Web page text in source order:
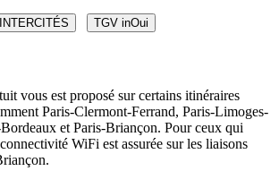
INTERCITÉS TGV inOui
vous est proposé sur certains itinéraires
Paris-Clermont-Ferrand, Paris-Limoges-
et Paris-Briançon. Pour ceux qui
WiFi est assurée sur les liaisons